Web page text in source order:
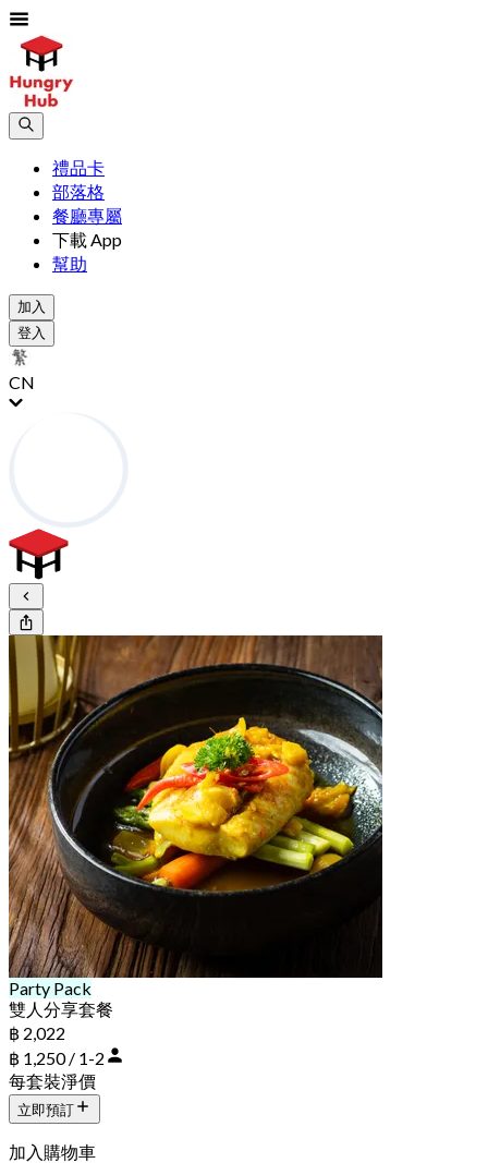
禮品卡
部落格
餐廳專屬
下載 App
幫助
加入
登入
CN
Party Pack
雙人分享套餐
฿ 2,022
฿ 1,250 / 1-2
每套裝淨價
立即預訂
加入購物車